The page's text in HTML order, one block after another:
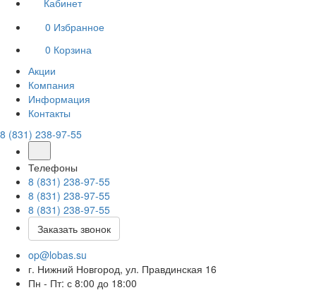
Кабинет
0 Избранное
0 Корзина
Акции
Компания
Информация
Контакты
8 (831) 238-97-55
Телефоны
8 (831) 238-97-55
8 (831) 238-97-55
8 (831) 238-97-55
Заказать звонок
op@lobas.su
г. Нижний Новгород, ул. Правдинская 16
Пн - Пт: с 8:00 до 18:00